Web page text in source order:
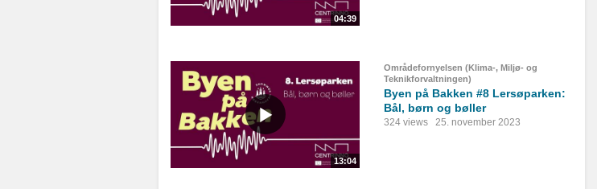
04:39
13:04
Områdefornyelsen (Klima-, Miljø- og
Teknikforvaltningen)
Byen på Bakken #8 Lersøparken:
Bål, børn og bøller
324 views 25. november 2023